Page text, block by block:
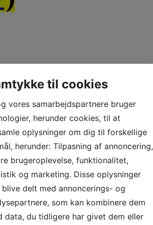
(1)
til cookies
vores samarbejdspartnere bruger
herunder cookies, til at
oplysninger om dig til forskellige
herunder: Tilpasning af annoncering,
brugeroplevelse, funktionalitet,
og marketing. Disse oplysninger
blive delt med annoncerings- og
som kan kombinere dem
data, du tidligere har givet dem eller